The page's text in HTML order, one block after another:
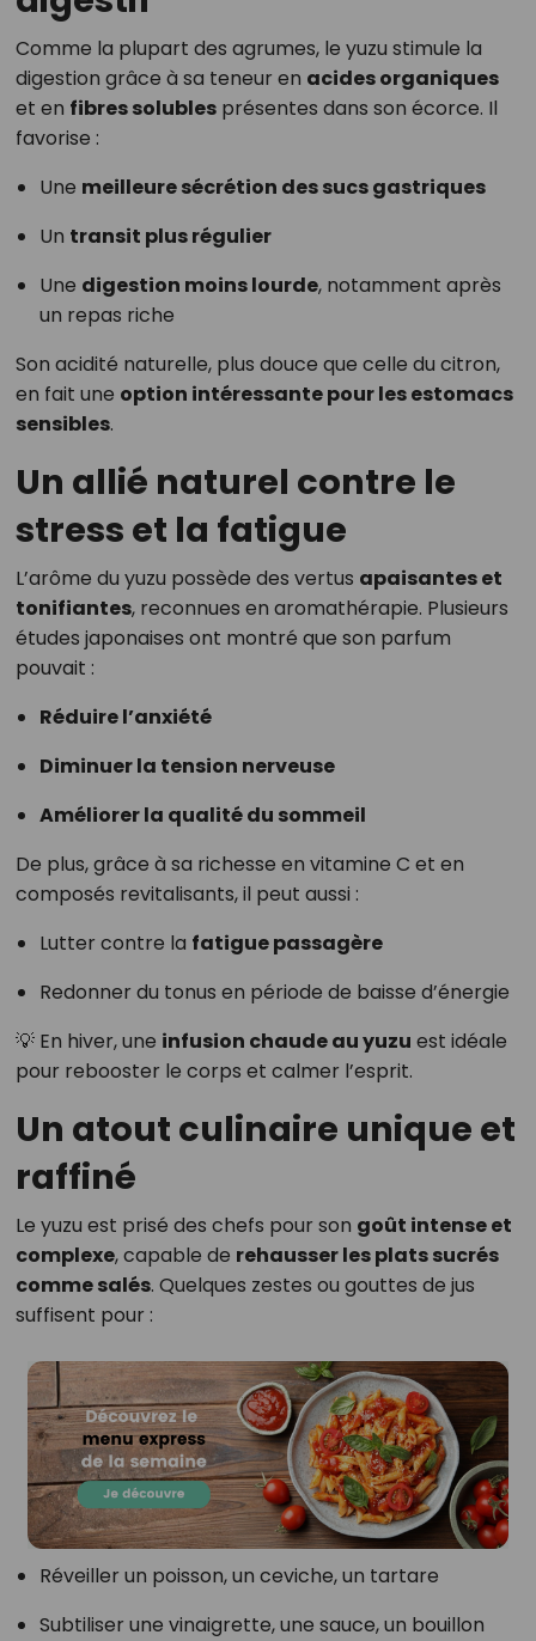
Comme la plupart des agrumes, le yuzu stimule la
digestion grâce à sa teneur en acides organiques
et en fibres solublesprésentes dans son écorce. Il
favorise :
Une meilleure sécrétion des sucs gastriques
Un transit plus régulier
Une digestion moins lourde, notamment après
un repas riche
Son acidité naturelle, plus douce que celle du citron,
en fait une option intéressante pour les estomacs
sensibles.
Un allié naturel contre le
stress et la fatigue
L’arôme du yuzu possède des vertus apaisantes et
tonifiantes, reconnues en aromathérapie. Plusieurs
études japonaises ont montré que son parfum
pouvait :
Réduire l’anxiété
Diminuer la tension nerveuse
Améliorer la qualité du sommeil
De plus, grâce à sa richesse en vitamine C et en
composés revitalisants, il peut aussi :
Lutter contre la fatigue passagère
Redonner du tonus en période de baisse d’énergie
💡 En hiver, une infusion chaude au yuzu est idéale
pour rebooster le corps et calmer l’esprit.
Un atout culinaire unique et
raffiné
Le yuzu est prisé des chefs pour son goût intense et
complexe, capable de rehausser les plats sucrés
comme salés. Quelques zestes ou gouttes de jus
suffisent pour :
Réveiller un poisson, un ceviche, un tartare
Subtiliser une vinaigrette, une sauce, un bouillon